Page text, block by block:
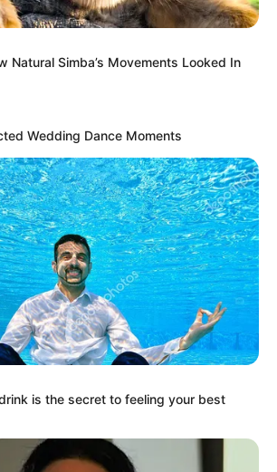
Natural Simba’s Movements Looked In
Wedding Dance Moments
is the secret to feeling your best